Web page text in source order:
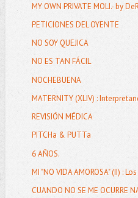
MY OWN PRIVATE MOLI.- by
PETICIONES DEL OYENTE
NO SOY QUEJICA
NO ES TAN FÁCIL
NOCHEBUENA
MATERNITY (XLIV) :
REVISIÓN MÉDICA
PITCHa & PUTTa
6 AÑOS.
MI "NO VIDA AMOROSA" (II) :
CUANDO NO SE ME OCURRE